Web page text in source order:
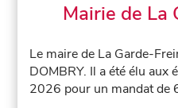
Mairie de La
Le maire de La Garde-
DOMBRY. Il a été élu aux
2026 pour un mandat de